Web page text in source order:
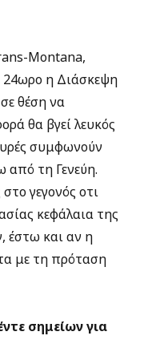
Montana,
24ωρο η Διάσκεψη
θέση να
θα βγεί λευκός
συμφωνούν
τη Γενεύη.
γεγονός οτι
κεφάλαια της
έστω και αν η
με τη πρόταση
σημείων για